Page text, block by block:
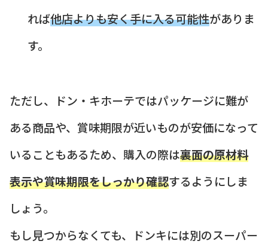
れば他店よりも安く手に入る可能性がありま
す。
ただし、ドン・キホーテではパッケージに難が
ある商品や、賞味期限が近いものが安価になって
いることもあるため、購入の際は裏面の原材料
表示や賞味期限をしっかり確認するようにしま
しょう。
もし見つからなくても、ドンキには別のスーパー